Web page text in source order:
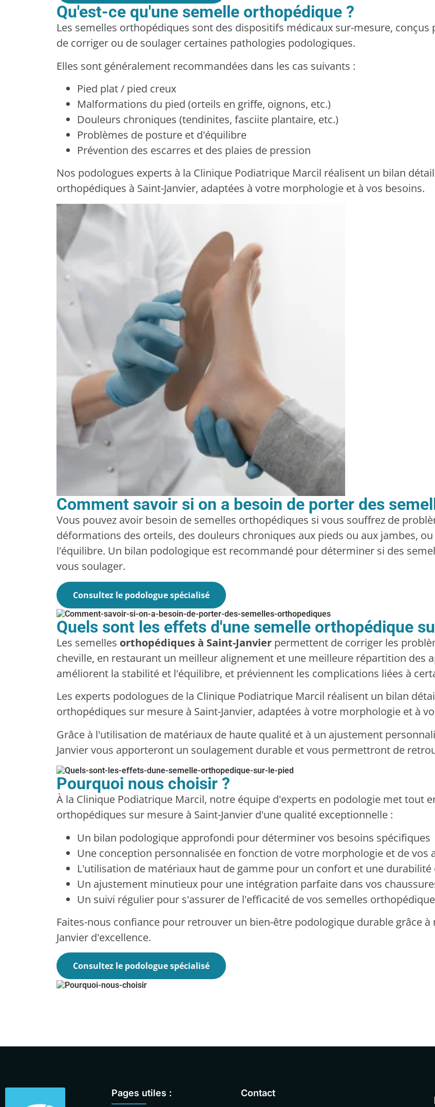
Qu'est-ce qu'une semelle orthopédique ?
Les semelles orthopédiques sont des dispositifs médicaux sur-mesure,
de corriger ou de soulager certaines pathologies podologiques.
Elles sont généralement recommandées dans les cas suivants :
Pied plat / pied creux
Malformations du pied (orteils en griffe, oignons, etc.)
Douleurs chroniques (tendinites, fasciite plantaire, etc.)
Problèmes de posture et d'équilibre
Prévention des escarres et des plaies de pression
Nos podologues experts à la Clinique Podiatrique Marcil réalisent un bilan
orthopédiques à Saint-Janvier, adaptées à votre morphologie et à vos besoins.
Comment savoir si on a besoin de porter des
Vous pouvez avoir besoin de semelles orthopédiques si vous souffrez de
déformations des orteils, des douleurs chroniques aux pieds ou aux jambes,
l'équilibre. Un bilan podologique est recommandé pour déterminer si des
vous soulager.
Consultez le podologue spécialisé
Quels sont les effets d'une semelle orthopédique
Les semelles orthopédiques à Saint-Janvier permettent de corriger les
cheville, en restaurant un meilleur alignement et une meilleure répartition des
améliorent la stabilité et l'équilibre, et préviennent les complications liées à
Les experts podologues de la Clinique Podiatrique Marcil réalisent un bilan
orthopédiques sur mesure à Saint-Janvier, adaptées à votre morphologie et à
Grâce à l'utilisation de matériaux de haute qualité et à un ajustement
Janvier vous apporteront un soulagement durable et vous permettront de
Pourquoi nous choisir ?
À la Clinique Podiatrique Marcil, notre équipe d'experts en podologie met tout
orthopédiques sur mesure à Saint-Janvier d'une qualité exceptionnelle :
Un bilan podologique approfondi pour déterminer vos besoins spécifiques
Une conception personnalisée en fonction de votre morphologie et de vos
L'utilisation de matériaux haut de gamme pour un confort et une
Un ajustement minutieux pour une intégration parfaite dans vos
Un suivi régulier pour s'assurer de l'efficacité de vos semelles
Faites-nous confiance pour retrouver un bien-être podologique durable grâce
Janvier d'excellence.
Consultez le podologue spécialisé
Pages utiles : Contact